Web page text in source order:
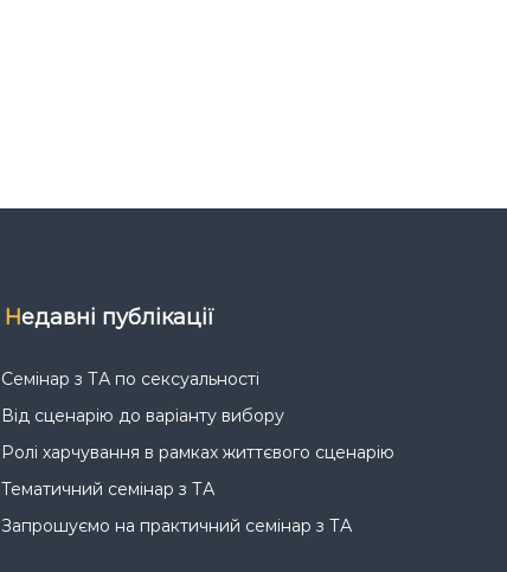
Недавні публікації
Семінар з ТА по сексуальності
Від сценарію до варіанту вибору
Ролі харчування в рамках життєвого сценарію
Тематичний семінар з ТА
Запрошуємо на практичний семінар з ТА